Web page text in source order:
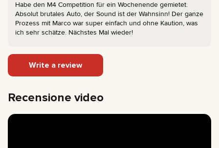
Habe den M4 Competition für ein Wochenende gemietet.
Absolut brutales Auto, der Sound ist der Wahnsinn! Der ganze
Prozess mit Marco war super einfach und ohne Kaution, was
ich sehr schätze. Nächstes Mal wieder!
Write a review
Recensione video